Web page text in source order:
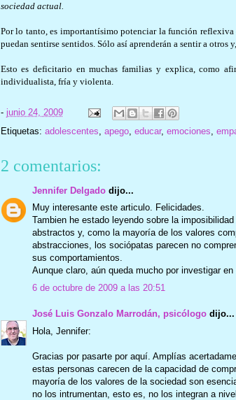
sociedad actual.
Por lo tanto, es importantísimo potenciar la función
puedan sentirse sentidos. Sólo así aprenderán a sentir a otros
Esto es deficitario en muchas familias y explica, como
individualista, fría y violenta.
- junio 24, 2009
Etiquetas: adolescentes apego, educar, emociones
2 comentarios:
Jennifer Delgadodijo...
Muy interesante este articulo. Felicidades.
Tambien he estado leyendo sobre la
abstractos y, como la mayoría de los valores
abstracciones, los sociópatas parecen no
sus comportamientos.
Aunque claro, aún queda mucho por investigar
6 de octubre de 2009 a las 20:51
José Luis Gonzalo Marrodán, psicólogodijo...
Hola, Jennifer:
Gracias por pasarte por aquí. Amplías
estas personas carecen de la capacidad de
mayoría de los valores de la sociedad son
no los intrumentan, esto es, no los integran a